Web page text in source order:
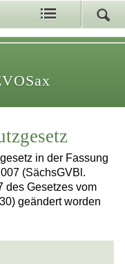
in der Fassung
(SächsGVBl.
des Gesetzes vom
geändert worden